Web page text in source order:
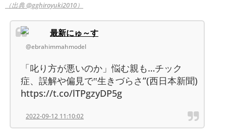
（出典 @gghiroyuki2010）
最新にゅ～す
@ebrahimmahmodel
「叱り方が悪いのか」悩む親も…チック
症、誤解や偏見で‟生きづらさ”(西日本新聞)
https://t.co/lTPgzyDP5g
2022-09-12 11:10:02